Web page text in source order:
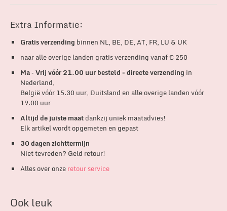
Extra Informatie:
Gratis verzending binnen NL, BE, DE, AT, FR, LU & UK
naar alle overige landen gratis verzending vanaf € 250
Ma – Vrij vóór 21.00 uur besteld = directe verzending in
Nederland,
België vóór 15.30 uur, Duitsland en alle overige landen vóór
19.00 uur
Altijd de juiste maatdankzij uniek maatadvies!
Elk artikel wordt opgemeten en gepast
30 dagen zichttermijn
Niet tevreden? Geld retour!
Alles over onzeretour service
Ook leuk